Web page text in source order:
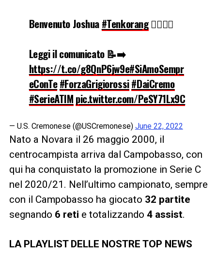
Benvenuto Joshua#Tenkorang✍🏻🔘🔴
Leggi il comunicato 📝➡️
https://t.co/g8QnP6jw9e#SiAmoSempr
eConTe#ForzaGrigiorossi#DaiCremo
#SerieATIMpic.twitter.com/PeSY71Lx9C
— U.S. Cremonese (@USCremonese) June 22, 2022
Nato a Novara il 26 maggio 2000, il
centrocampista arriva dal Campobasso, con
qui ha conquistato la promozione in Serie C
nel 2020/21. Nell’ultimo campionato, sempre
con il Campobasso ha giocato 32 partite
segnando 6 reti e totalizzando 4 assist.
LA PLAYLIST DELLE NOSTRE TOP NEWS